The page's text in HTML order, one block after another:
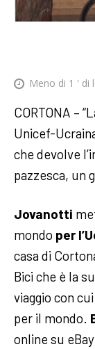
Meno di 1 ' di
CORTONA –
Unicef-
che devolve
pazzesca, un
Jovanotti
mondo per
casa di
Bici che è la
viaggio con
per il mondo.
online su